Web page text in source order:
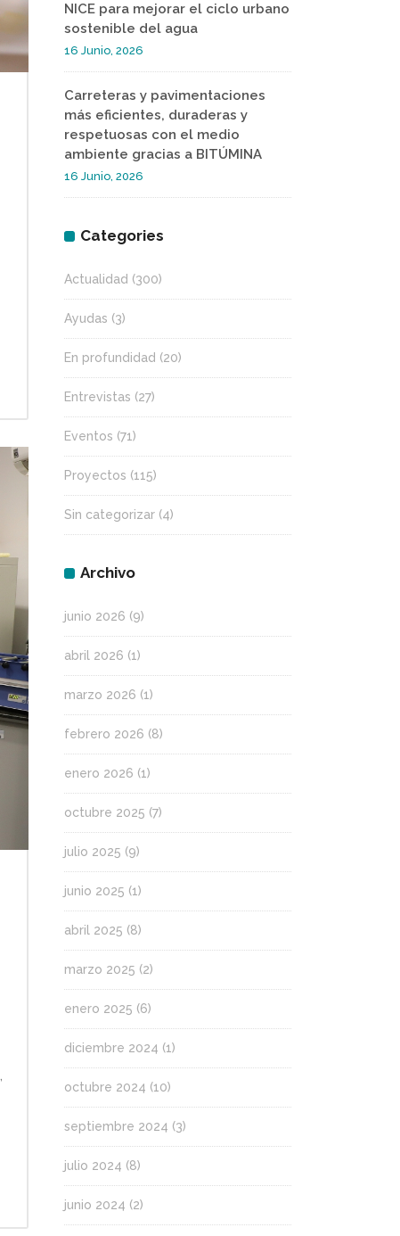
NICE para mejorar el ciclo urbano
sostenible del agua
16 Junio, 2026
Carreteras y pavimentaciones
más eficientes, duraderas y
respetuosas con el medio
ambiente gracias a BITÚMINA
16 Junio, 2026
Categories
Actualidad (300)
Ayudas (3)
En profundidad (20)
Entrevistas (27)
Eventos (71)
Proyectos (115)
Sin categorizar (4)
Archivo
junio 2026 (9)
abril 2026 (1)
marzo 2026 (1)
febrero 2026 (8)
enero 2026 (1)
octubre 2025 (7)
julio 2025 (9)
junio 2025 (1)
abril 2025 (8)
marzo 2025 (2)
enero 2025 (6)
diciembre 2024 (1)
octubre 2024 (10)
septiembre 2024 (3)
julio 2024 (8)
junio 2024 (2)